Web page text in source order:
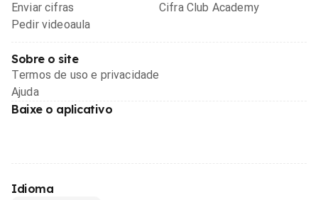
Enviar cifras
Pedir videoaula
Cifra Club Academy
Sobre o site
Termos de uso e privacidade
Ajuda
Baixe o aplicativo
Idioma